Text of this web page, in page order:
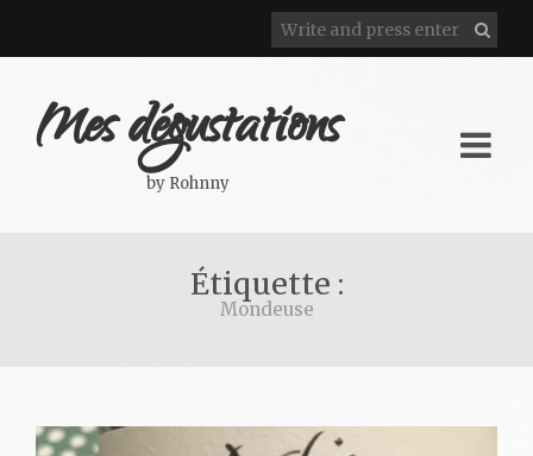
Mes dégustations
by Rohnny
Étiquette :
Mondeuse